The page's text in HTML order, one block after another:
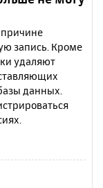
запись. Кроме
удаляют
данных.